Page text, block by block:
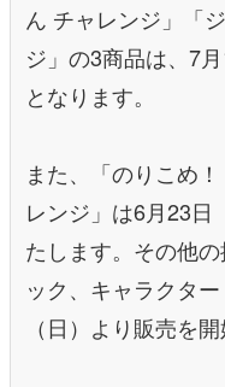
ん チャレンジ」「
ジ」の3商品は、7
となります。
また、「のりこめ
レンジ」は6月23日
たします。その他
ック、キャラクタ
（日）より販売を